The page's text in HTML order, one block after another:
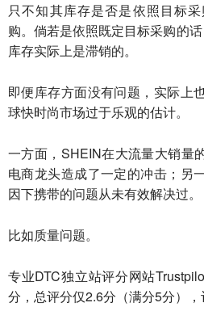
只不知其库存是否是依照目标
购。倘若是依照既定目标采购的
库存实际上是滞销的。
即便库存方面没有问题，实际上
球快时尚市场过于乐观的估计。
一方面，SHEIN在大流量大销量
电商龙头造成了一定的冲击；另
因下携带的问题从未有效解决过。
比如质量问题。
专业DTC独立站评分网站
分，总评分仅2.6分（满分5分），